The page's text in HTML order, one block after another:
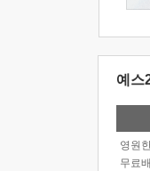
예스
영원
무료